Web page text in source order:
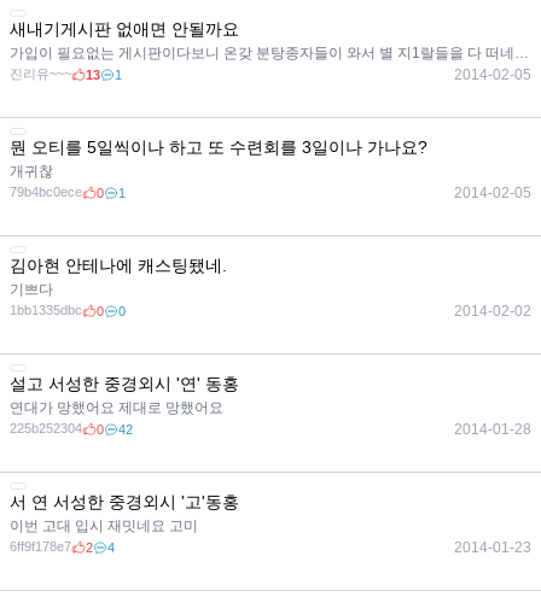
새내기게시판 없애면 안될까요
가입이 필요없는 게시판이다보니 온갖 분탕종자들이 와서 별 지1랄들을 다 떠네요 진짜 이래가지고 세연넷
진리유~~~ 13 1 2014-02-05
뭔 오티를 5일씩이나 하고 또 수련회를 3일이나 가나요?
개귀찮
79b4bc0ece 0 1 2014-02-05
김아현 안테나에 캐스팅됐네.
기쁘다
1bb1335dbc 0 0 2014-02-02
설고 서성한 중경외시 '연' 동홍
연대가 망했어요 제대로 망했어요
225b252304 0 42 2014-01-28
서 연 서성한 중경외시 '고'동홍
이번 고대 입시 재밋네요 고미
6ff9f178e7 2 4 2014-01-23